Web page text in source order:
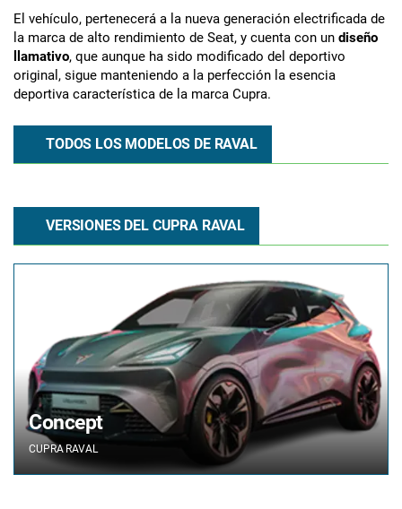
El vehículo, pertenecerá a la nueva generación electrificada de
la marca de alto rendimiento de Seat, y cuenta con un diseño
llamativo, que aunque ha sido modificado del deportivo
original, sigue manteniendo a la perfección la esencia
deportiva característica de la marca Cupra.
TODOS LOS MODELOS DE RAVAL
VERSIONES DEL CUPRA RAVAL
CUPRARAVAL
Concept